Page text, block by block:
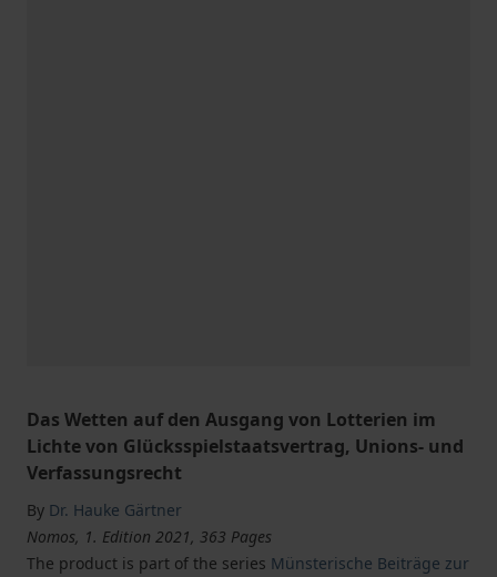
Das Wetten auf den Ausgang von Lotterien im
Lichte von Glücksspielstaatsvertrag, Unions- und
Verfassungsrecht
By Dr. Hauke Gärtner
Nomos, 1. Edition 2021, 363 Pages
The product is part of the series Münsterische Beiträge zur